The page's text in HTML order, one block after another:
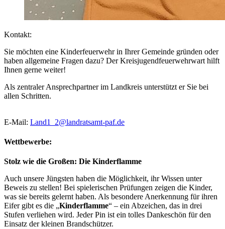
Kontakt:
Sie möchten eine Kinderfeuerwehr in Ihrer Gemeinde gründen oder
haben allgemeine Fragen dazu? Der Kreisjugendfeuerwehrwart hilft
Ihnen gerne weiter!
Als zentraler Ansprechpartner im Landkreis unterstützt er Sie bei
allen Schritten.
E-Mail: Land1_2@landratsamt-paf.de
Wettbewerbe:
Stolz wie die Großen: Die Kinderflamme
Auch unsere Jüngsten haben die Möglichkeit, ihr Wissen unter
Beweis zu stellen! Bei spielerischen Prüfungen zeigen die Kinder,
was sie bereits gelernt haben. Als besondere Anerkennung für ihren
Eifer gibt es die „Kinderflamme“ – ein Abzeichen, das in drei
Stufen verliehen wird. Jeder Pin ist ein tolles Dankeschön für den
Einsatz der kleinen Brandschützer.